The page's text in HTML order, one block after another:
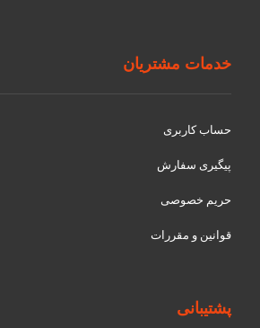
خدمات مشتریان
حساب کاربری
پیگیری سفارش
حریم خصوصی
قوانین و مقررات
پشتیبانی